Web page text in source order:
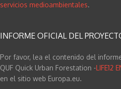
servicios medioambientales.
INFORME OFICIAL DEL
Por favor, lea el contenido del
QUF Quick Urban Forestation -LIFE12
en el sitio web Europa.eu.